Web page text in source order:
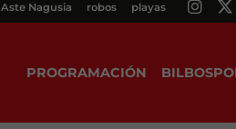
Aste Nagusia robos playas
PROGRAMACIÓN